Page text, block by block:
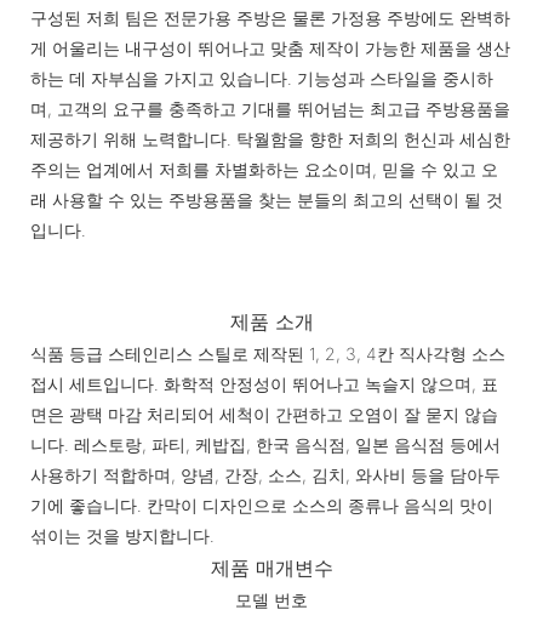
구성된 저희 팀은 전문가용 주방은 물론 가정용 주방에도 완벽하
게 어울리는 내구성이 뛰어나고 맞춤 제작이 가능한 제품을 생산
하는 데 자부심을 가지고 있습니다. 기능성과 스타일을 중시하
며, 고객의 요구를 충족하고 기대를 뛰어넘는 최고급 주방용품을
제공하기 위해 노력합니다. 탁월함을 향한 저희의 헌신과 세심한
주의는 업계에서 저희를 차별화하는 요소이며, 믿을 수 있고 오
래 사용할 수 있는 주방용품을 찾는 분들의 최고의 선택이 될 것
입니다.
제품 소개
식품 등급 스테인리스 스틸로 제작된 1, 2, 3, 4칸 직사각형 소스
접시 세트입니다. 화학적 안정성이 뛰어나고 녹슬지 않으며, 표
면은 광택 마감 처리되어 세척이 간편하고 오염이 잘 묻지 않습
니다. 레스토랑, 파티, 케밥집, 한국 음식점, 일본 음식점 등에서
사용하기 적합하며, 양념, 간장, 소스, 김치, 와사비 등을 담아두
기에 좋습니다. 칸막이 디자인으로 소스의 종류나 음식의 맛이
섞이는 것을 방지합니다.
제품 매개변수
모델 번호